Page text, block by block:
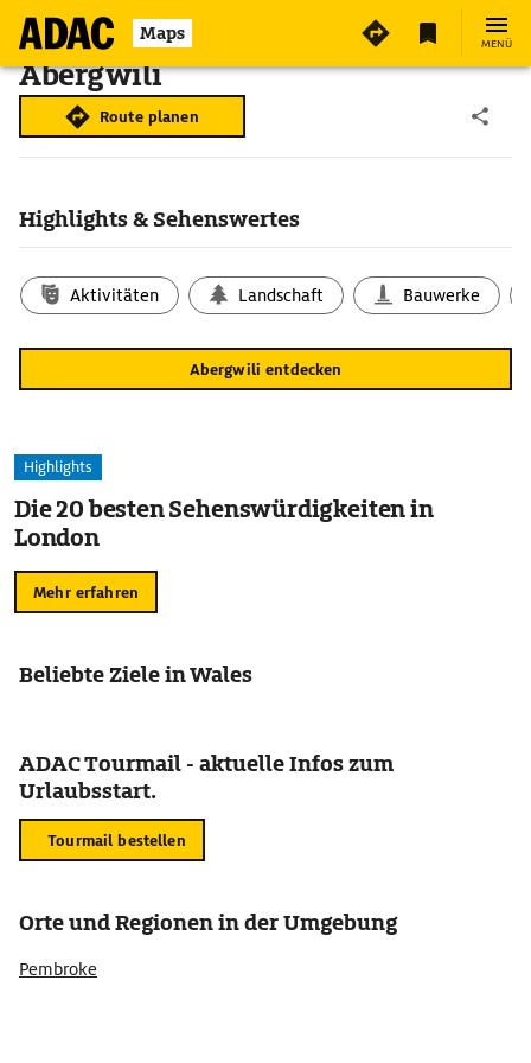
Maps MENÜ
Abergwili
Route planen
Highlights & Sehenswertes
Aktivitäten Landschaft Bauwerke
Abergwili entdecken
Highlights
Die 20 besten Sehenswürdigkeiten in
London
Mehr erfahren
Beliebte Ziele in Wales
ADAC Tourmail - aktuelle Infos zum
Urlaubsstart.
Tourmail bestellen
Orte und Regionen in der Umgebung
Pembroke